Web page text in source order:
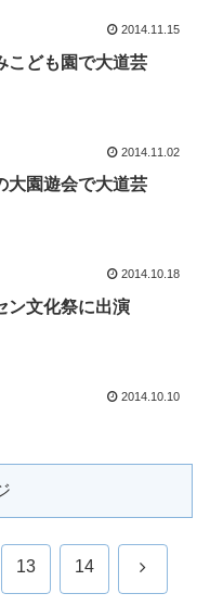
2014.11.15
こども園で大道芸
2014.11.02
大園遊会で大道芸
2014.10.18
ン文化祭に出演
2014.10.10
13 14 次